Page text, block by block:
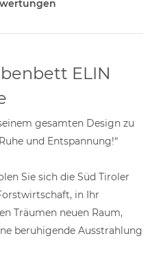
ELIN
gesamten Design zu
und Entspannung!“
Sie sich die Süd Tiroler
in Ihr
Träumen neuen Raum,
beruhigende Ausstrahlung